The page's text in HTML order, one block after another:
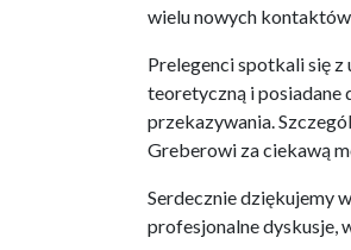
wielu nowych
Prelegenci spotkali się z
teoretyczną i posiadane
przekazywania.
Greberowi za ciekawą
Serdecznie dziękujemy
profesjonalne dyskusje,